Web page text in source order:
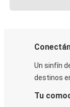
Un sinfín
destinos
Tu